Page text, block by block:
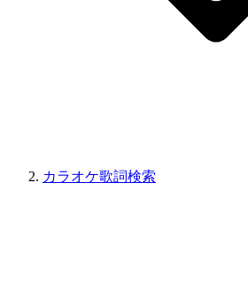
カラオケ歌詞検索